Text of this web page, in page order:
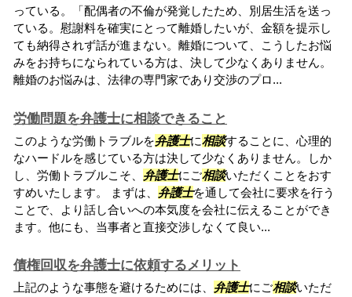
っている。「配偶者の不倫が発覚したため、別居生活を送っ
ている。慰謝料を確実にとって離婚したいが、金額を提示し
ても納得されず話が進まない。離婚について、こうしたお悩
みをお持ちになられている方は、決して少なくありません。
離婚のお悩みは、法律の専門家であり交渉のプロ...
労働問題を弁護士に相談できること
このような労働トラブルを弁護士に相談することに、心理的
なハードルを感じている方は決して少なくありません。しか
し、労働トラブルこそ、 弁護士にご相談いただくことをおす
すめいたします。 まずは、 弁護士を通して会社に要求を行う
ことで、より話し合いへの本気度を会社に伝えることができ
ます。他にも、当事者と直接交渉しなくて良い...
債権回収を弁護士に依頼するメリット
上記のような事態を避けるためには、 弁護士にご相談いただ